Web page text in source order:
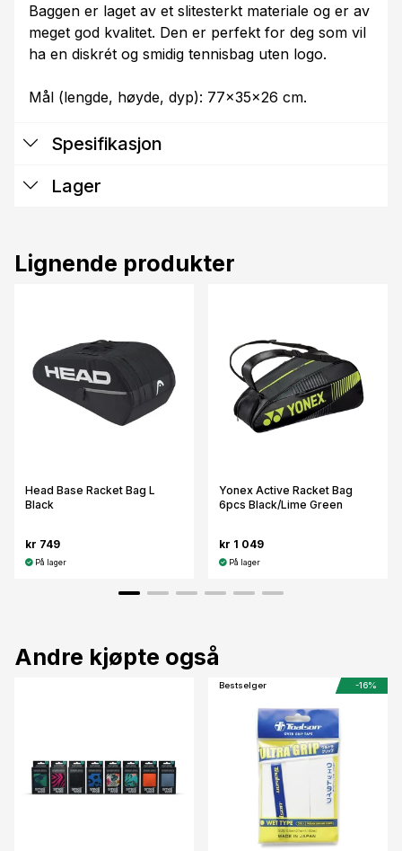
Baggen er laget av et slitesterkt materiale og er av
meget god kvalitet. Den er perfekt for deg som vil
ha en diskrét og smidig tennisbag uten logo.
Mål (lengde, høyde, dyp): 77x35x26 cm.
Spesifikasjon
Lager
Lignende produkter
Head Base Racket Bag L
Black
kr 749
På lager
Yonex Active Racket Bag
6pcs Black/Lime Green
kr 1 049
På lager
Andre kjøpte også
Bestselger -16%